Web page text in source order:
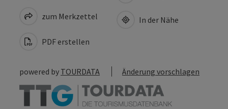
zum Merkzettel
PDF erstellen
In der Nähe
powered by TOURDATA Änderung vorschlagen